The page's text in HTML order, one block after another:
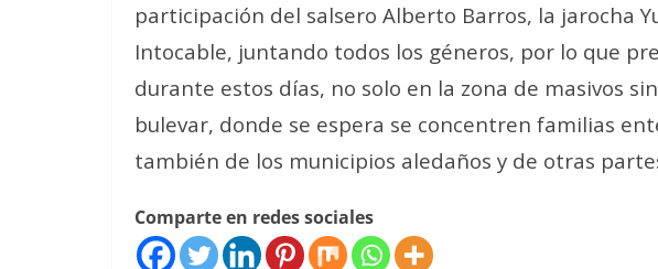
participación del salsero Alberto Barros, la jarocha
Intocable, juntando todos los géneros, por lo que
durante estos días, no solo en la zona de masivos
bulevar, donde se espera se concentren familias
también de los municipios aledaños y de otras
Comparte en redes sociales